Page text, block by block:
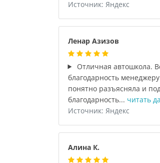
Источник: Яндекс
Ленар Азизов
Отличная автошкола.
благодарность
понятно разъясняла и
благодарность... читать
Источник: Яндекс
Алина К.